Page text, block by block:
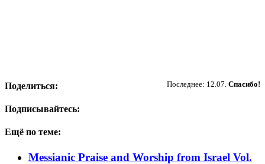
Последнее: 12.07. Спасибо!
Поделиться:
Подписывайтесь:
Ещё по теме:
Messianic Praise and Worship from Israel Vol.